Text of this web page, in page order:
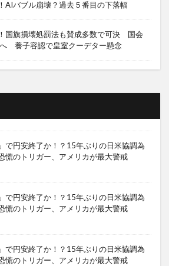
AIバブル崩壊？過去５番目の下落幅
国旗損壊処罰法も賛成多数で可決 国会
養子容認で皇室クーデター懸念
で円安終了か！？15年ぶりの日米協調為
慌のトリガー、アメリカが最大警戒
で円安終了か！？15年ぶりの日米協調為
慌のトリガー、アメリカが最大警戒
で円安終了か！？15年ぶりの日米協調為
慌のトリガー、アメリカが最大警戒